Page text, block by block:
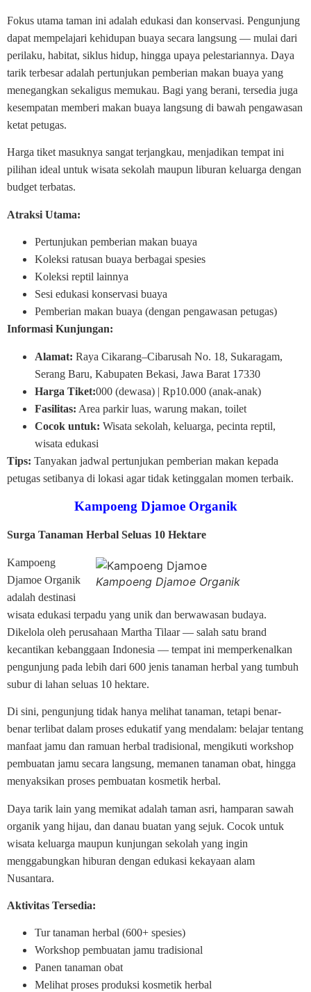
Fokus utama taman ini adalah edukasi dan konservasi. Pengunjung
dapat mempelajari kehidupan buaya secara langsung — mulai dari
perilaku, habitat, siklus hidup, hingga upaya pelestariannya. Daya
tarik terbesar adalah pertunjukan pemberian makan buaya yang
menegangkan sekaligus memukau. Bagi yang berani, tersedia juga
kesempatan memberi makan buaya langsung di bawah pengawasan
ketat petugas.
Harga tiket masuknya sangat terjangkau, menjadikan tempat ini
pilihan ideal untuk wisata sekolah maupun liburan keluarga dengan
budget terbatas.
Atraksi Utama:
Pertunjukan pemberian makan buaya
Koleksi ratusan buaya berbagai spesies
Koleksi reptil lainnya
Sesi edukasi konservasi buaya
Pemberian makan buaya (dengan pengawasan petugas)
Informasi Kunjungan:
Alamat: Raya Cikarang–Cibarusah No. 18, Sukaragam,
Serang Baru, Kabupaten Bekasi, Jawa Barat 17330
Harga Tiket:000 (dewasa) | Rp10.000 (anak-anak)
Fasilitas: Area parkir luas, warung makan, toilet
Cocok untuk: Wisata sekolah, keluarga, pecinta reptil,
wisata edukasi
Tips: Tanyakan jadwal pertunjukan pemberian makan kepada
petugas setibanya di lokasi agar tidak ketinggalan momen terbaik.
Kampoeng Djamoe Organik
Surga Tanaman Herbal Seluas 10 Hektare
Kampoeng Djamoe Organik
Kampoeng
Djamoe Organik
adalah destinasi
wisata edukasi terpadu yang unik dan berwawasan budaya.
Dikelola oleh perusahaan Martha Tilaar — salah satu brand
kecantikan kebanggaan Indonesia — tempat ini memperkenalkan
pengunjung pada lebih dari 600 jenis tanaman herbal yang tumbuh
subur di lahan seluas 10 hektare.
Di sini, pengunjung tidak hanya melihat tanaman, tetapi benar-
benar terlibat dalam proses edukatif yang mendalam: belajar tentang
manfaat jamu dan ramuan herbal tradisional, mengikuti workshop
pembuatan jamu secara langsung, memanen tanaman obat, hingga
menyaksikan proses pembuatan kosmetik herbal.
Daya tarik lain yang memikat adalah taman asri, hamparan sawah
organik yang hijau, dan danau buatan yang sejuk. Cocok untuk
wisata keluarga maupun kunjungan sekolah yang ingin
menggabungkan hiburan dengan edukasi kekayaan alam
Nusantara.
Aktivitas Tersedia:
Tur tanaman herbal (600+ spesies)
Workshop pembuatan jamu tradisional
Panen tanaman obat
Melihat proses produksi kosmetik herbal